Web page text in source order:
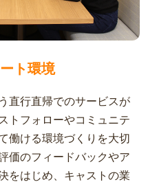
ト環境
直行直帰でのサービスが
トフォローやコミュニテ
働ける環境づくりを大切
価のフィードバックやア
をはじめ、キャストの業